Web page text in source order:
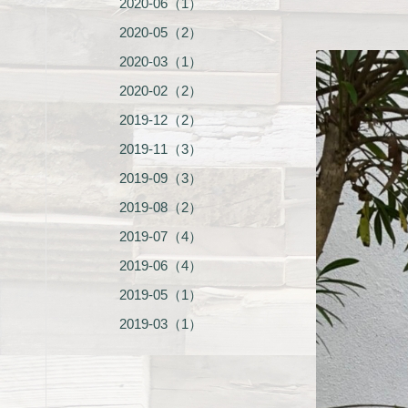
2020-06（1）
2020-05（2）
2020-03（1）
2020-02（2）
2019-12（2）
2019-11（3）
2019-09（3）
2019-08（2）
2019-07（4）
2019-06（4）
2019-05（1）
2019-03（1）